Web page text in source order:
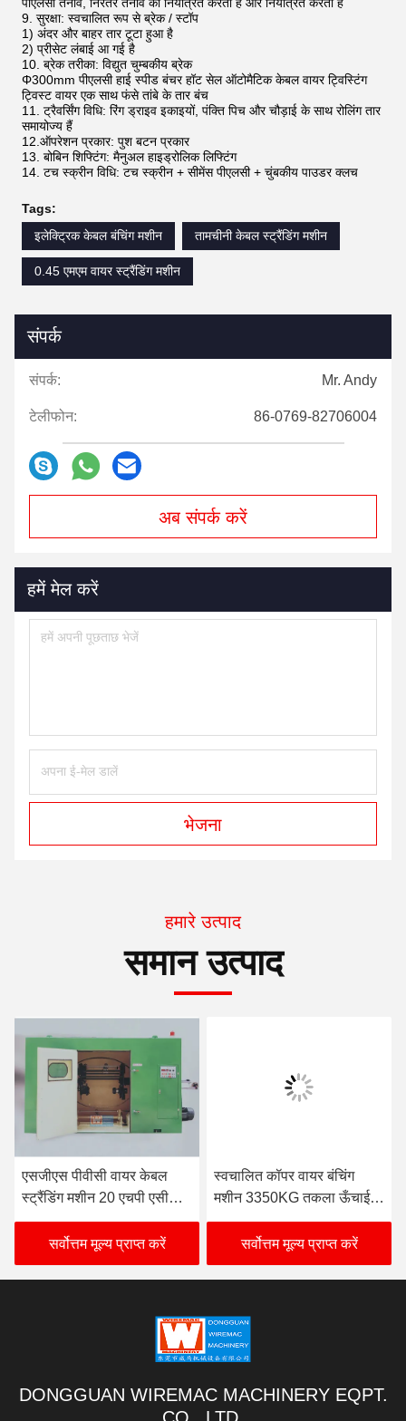
9. सुरक्षा: स्वचालित रूप से ब्रेक / स्टॉप
1) अंदर और बाहर तार टूटा हुआ है
2) प्रीसेट लंबाई आ गई है
10. ब्रेक तरीका: विद्युत चुम्बकीय ब्रेक
Φ300mm पीएलसी हाई स्पीड बंचर हॉट सेल ऑटोमैटिक केबल वायर ट्विस्टिंग
ट्विस्ट वायर एक साथ फंसे तांबे के तार बंच
11. ट्रैवर्सिंग विधि: रिंग ड्राइव इकाइयों, पंक्ति पिच और चौड़ाई के साथ रोलिंग तार
समायोज्य हैं
12.ऑपरेशन प्रकार: पुश बटन प्रकार
13. बोबिन शिफ्टिंग: मैनुअल हाइड्रोलिक लिफ्टिंग
14. टच स्क्रीन विधि: टच स्क्रीन + सीमेंस पीएलसी + चुंबकीय पाउडर क्लच
Tags:
इलेक्ट्रिक केबल बंचिंग मशीन
तामचीनी केबल स्ट्रैंडिंग मशीन
0.45 एमएम वायर स्ट्रैंडिंग मशीन
संपर्क
संपर्क: Mr. Andy
टेलीफोन: 86-0769-82706004
अब संपर्क करें
हमें मेल करें
भेजना
हमारे उत्पाद
समान उत्पाद
एसजीएस पीवीसी वायर केबल
स्ट्रैंडिंग मशीन 20 एचपी एसी
मैनुअल रील लिफ्ट
सर्वोत्तम मूल्य प्राप्त करें
स्वचालित कॉपर वायर बंचिंग
मशीन 3350KG तकला ऊँचाई
850mm
सर्वोत्तम मूल्य प्राप्त करें
DONGGUAN WIREMAC MACHINERY EQPT.